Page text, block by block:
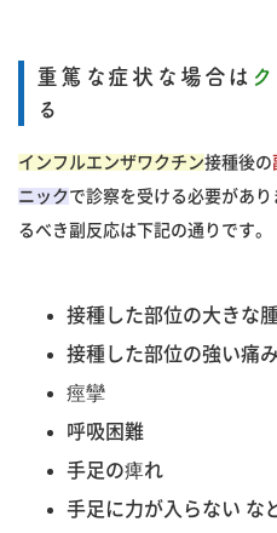
重篤な症状な場合は
る
インフルエンザワクチン接種後の
ニックで診察を受ける必要があ
るべき副反応は下記の通りです。
接種した部位の大きな
接種した部位の強い痛み
痙攣
呼吸困難
手足の痺れ
手足に力が入らない な